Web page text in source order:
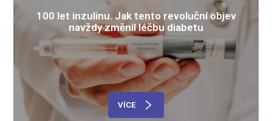
100 let inzulinu. Jak tento revoluční objev
navždy změnil léčbu diabetu
VÍCE